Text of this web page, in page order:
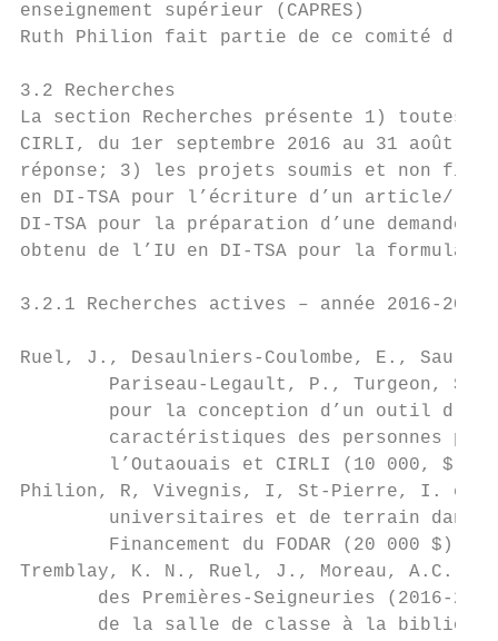
enseignement supérieur (CAPRES)
Ruth Philion fait partie de ce comité
3.2 Recherches
La section Recherches présente 1)
CIRLI, du 1er septembre 2016 au 31 août
réponse; 3) les projets soumis et non
en DI-TSA pour l’écriture d’un article/
DI-TSA pour la préparation d’une
obtenu de l’IU en DI-TSA pour la
3.2.1 Recherches actives – année 2016-2017
Ruel, J., Desaulniers-Coulombe, E.,
Pariseau-Legault, P., Turgeon, S.
pour la conception d’un outil
caractéristiques des personnes
l’Outaouais et CIRLI (10 000, $)
Philion, R, Vivegnis, I, St-Pierre, I. et
universitaires et de terrain dans
Financement du FODAR (20 000 $)
Tremblay, K. N., Ruel, J., Moreau, A.C.
des Premières-Seigneuries (2016-
de la salle de classe à la